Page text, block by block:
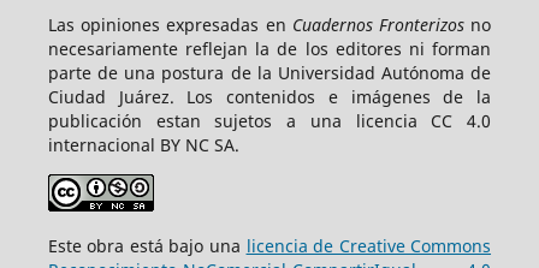
Las opiniones expresadas en Cuadernos Fronterizosno
necesariamente reflejan la de los editores ni forman
parte de una postura de la Universidad Autónoma de
Ciudad Juárez. Los contenidos e imágenes de la
publicación estan sujetos a una licencia CC 4.0
internacional BY NC SA.
Este obra está bajo una licencia de Creative Commons